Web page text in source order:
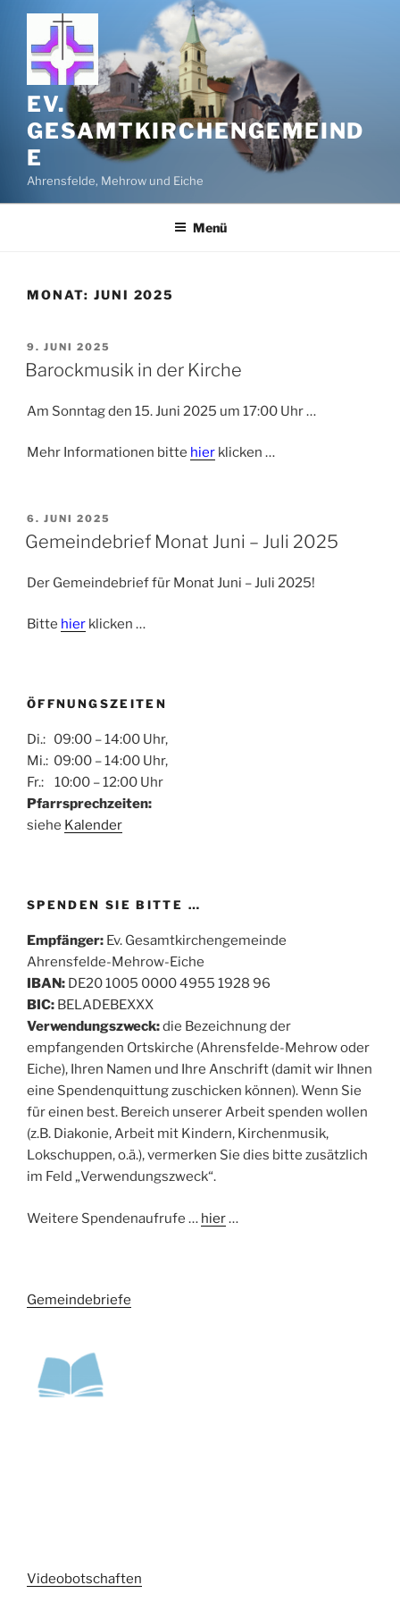
Zum
springen
EV.
GESAMTKIRCHENGEMEIND
E
Ahrensfelde, Mehrow und Eiche
Menü
MONAT: JUNI 2025
VERÖFFENTLICHT
AM
9. JUNI 2025
Barockmusik in der Kirche
Am Sonntag den 15. Juni 2025 um 17:00 Uhr …
Mehr Informationen bitte hier klicken …
VERÖFFENTLICHT
AM
6. JUNI 2025
Gemeindebrief Monat Juni – Juli 2025
Der Gemeindebrief für Monat Juni – Juli 2025!
Bitte hier klicken …
ÖFFNUNGSZEITEN
Di.: 09:00 – 14:00 Uhr,
Mi.: 09:00 – 14:00 Uhr,
Fr.: 10:00 – 12:00 Uhr
Pfarrsprechzeiten:
siehe Kalender
SPENDEN SIE BITTE …
Empfänger: Ev. Gesamtkirchengemeinde
Ahrensfelde-Mehrow-Eiche
IBAN: DE20 1005 0000 4955 1928 96
BIC: BELADEBEXXX
Verwendungszweck:die Bezeichnung der
empfangenden Ortskirche (Ahrensfelde-Mehrow oder
Eiche), Ihren Namen und Ihre Anschrift (damit wir Ihnen
eine Spendenquittung zuschicken können). Wenn Sie
für einen best. Bereich unserer Arbeit spenden wollen
(z.B. Diakonie, Arbeit mit Kindern, Kirchenmusik,
Lokschuppen, o.ä.), vermerken Sie dies bitte zusätzlich
im Feld „Verwendungszweck“.
Weitere Spendenaufrufe … hier…
Gemeindebriefe
Videobotschaften